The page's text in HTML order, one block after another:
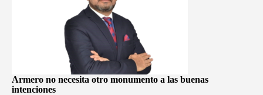
Armero no necesita otro monumento a las buenas
intenciones